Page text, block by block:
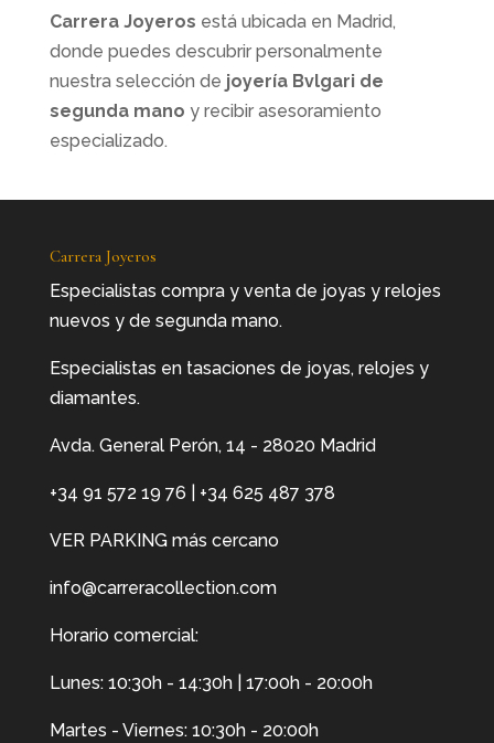
Carrera Joyeros está ubicada en Madrid,
donde puedes descubrir personalmente
nuestra selección de joyería Bvlgari de
segunda mano y recibir asesoramiento
especializado.
Carrera Joyeros
Especialistas compra y venta de joyas y relojes
nuevos y de segunda mano.
Especialistas en tasaciones de joyas, relojes y
diamantes.
Avda. General Perón, 14 - 28020 Madrid
+34 91 572 19 76 +34 625 487 378
VER PARKING más cercano
info@carreracollection.com
Horario comercial:
Lunes: 10:30h - 14:30h | 17:00h - 20:00h
Martes - Viernes: 10:30h - 20:00h